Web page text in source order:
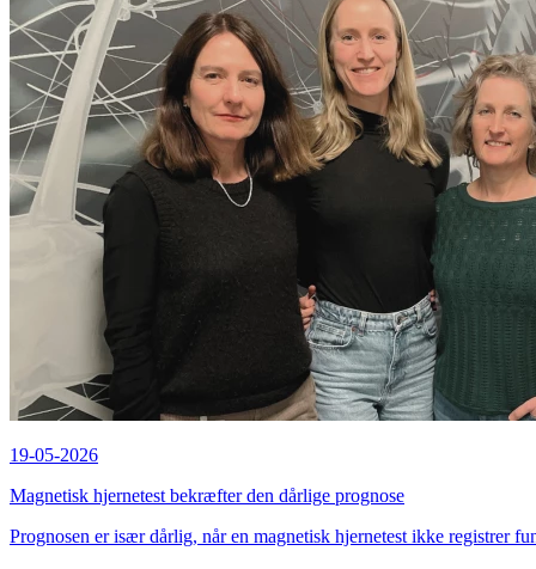
19-05-2026
Magnetisk hjernetest bekræfter den dårlige prognose
Prognosen er især dårlig, når en magnetisk hjernetest ikke registrer